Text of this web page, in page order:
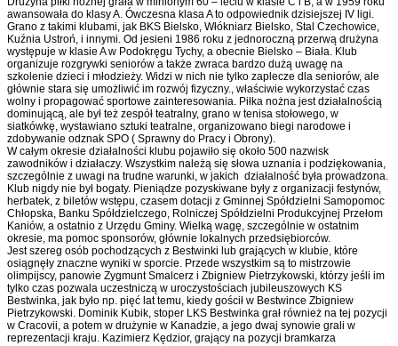
awansowała do klasy A. Ówczesna klasa A to odpowiednik dzisiejszej IV ligi.
Grano z takimi klubami, jak BKS Bielsko, Włókniarz Bielsko, Stal Czechowice,
Kuźnia Ustroń, i innymi. Od jesieni 1986 roku z jednoroczną przerwą drużyna
występuje w klasie A w Podokręgu Tychy, a obecnie Bielsko – Biała. Klub
organizuje rozgrywki seniorów a także zwraca bardzo dużą uwagę na
szkolenie dzieci i młodzieży. Widzi w nich nie tylko zaplecze dla seniorów, ale
głównie stara się umożliwić im rozwój fizyczny., właściwie wykorzystać czas
wolny i propagować sportowe zainteresowania. Piłka nożna jest działalnością
dominującą, ale był też zespół teatralny, grano w tenisa stołowego, w
siatkówkę, wystawiano sztuki teatralne, organizowano biegi narodowe i
zdobywanie odznak SPO ( Sprawny do Pracy i Obrony).
W całym okresie działalności klubu pojawiło się około 500 nazwisk
zawodników i działaczy. Wszystkim należą się słowa uznania i podziękowania,
szczególnie z uwagi na trudne warunki, w jakich działalność była prowadzona.
Klub nigdy nie był bogaty. Pieniądze pozyskiwane były z organizacji festynów,
herbatek, z biletów wstępu, czasem dotacji z Gminnej Spółdzielni Samopomoc
Chłopska, Banku Spółdzielczego, Rolniczej Spółdzielni Produkcyjnej Przełom
Kaniów, a ostatnio z Urzędu Gminy. Wielką wagę, szczególnie w ostatnim
okresie, ma pomoc sponsorów, głównie lokalnych przedsiębiorców.
Jest szereg osób pochodzących z Bestwinki lub grających w klubie, które
osiągnęły znaczne wyniki w sporcie. Przede wszystkim są to mistrzowie
olimpijscy, panowie Zygmunt Smalcerz i Zbigniew Pietrzykowski, którzy jeśli im
tylko czas pozwala uczestniczą w uroczystościach jubileuszowych KS
Bestwinka, jak było np. pięć lat temu, kiedy gościł w Bestwince Zbigniew
Pietrzykowski. Dominik Kubik, stoper LKS Bestwinka grał również na tej pozycji
w Cracovii, a potem w drużynie w Kanadzie, a jego dwaj synowie grali w
reprezentacji kraju. Kazimierz Kędzior, grający na pozycji bramkarza